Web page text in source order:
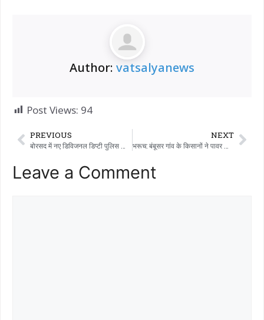
Author: vatsalyanews
Post Views: 94
PREVIOUS NEXT
Leave a Comment